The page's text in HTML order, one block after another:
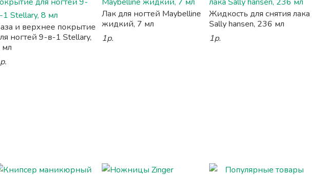
и верхнее покрытие
ногтей 9-в-1 Stellary,
Лак для ногтей Maybelline
жидкий, 7 мл
1р.
Жидкость для снятия лака
Sally hansen, 236 мл
1р.